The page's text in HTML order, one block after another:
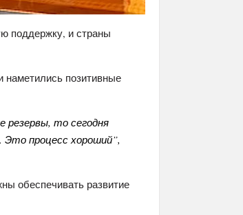
поддержку, и страны
наметились позитивные
резервы, то сегодня
процесс хороший”,
обеспечивать развитие